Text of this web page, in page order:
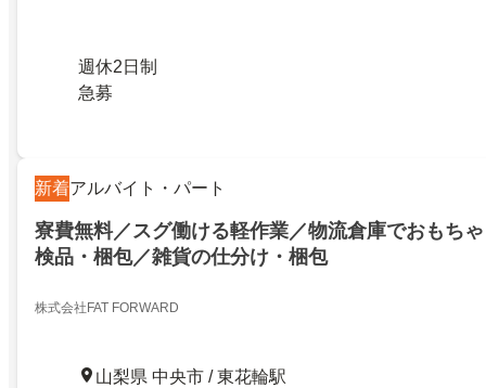
週休2日制
急募
新着アルバイト・パート
寮費無料／スグ働ける軽作業／物流倉庫でおもち
検品・梱包／雑貨の仕分け・梱包
株式会社FAT FORWARD
山梨県 中央市 / 東花輪駅